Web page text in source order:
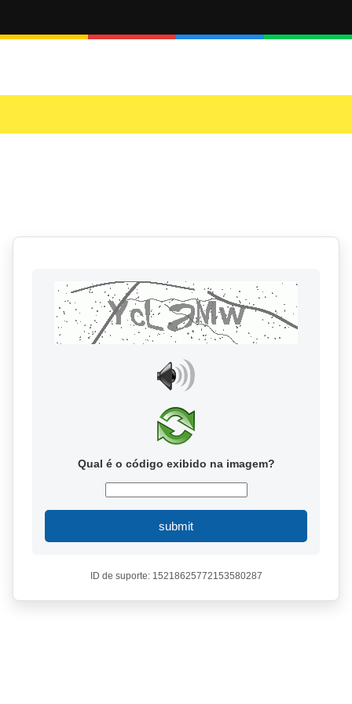
Qual é o código exibido na imagem?
submit
ID de suporte: 15218625772153580287